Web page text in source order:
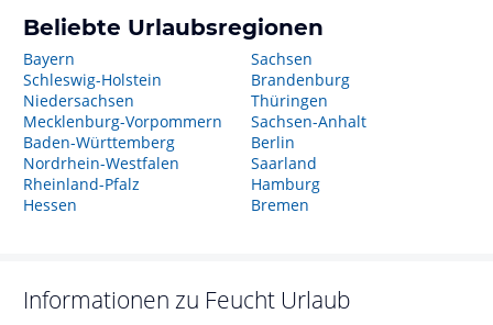
Beliebte Urlaubsregionen
Bayern
Schleswig-Holstein
Niedersachsen
Mecklenburg-Vorpommern
Baden-Württemberg
Nordrhein-Westfalen
Rheinland-Pfalz
Hessen
Sachsen
Brandenburg
Thüringen
Sachsen-Anhalt
Berlin
Saarland
Hamburg
Bremen
Informationen zu Feucht Urlaub